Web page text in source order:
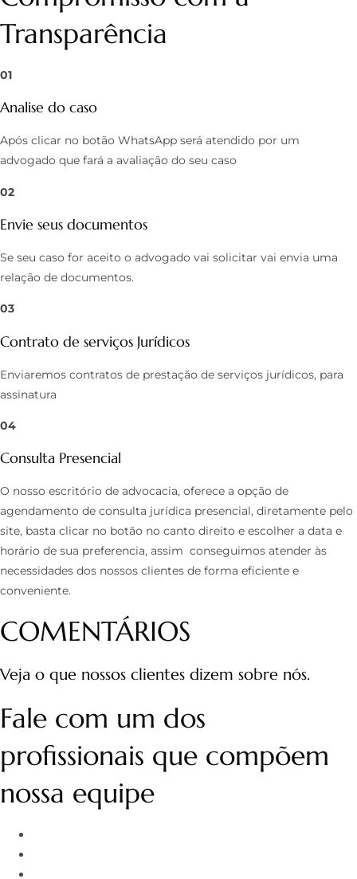
Transparência
01
Analise do caso
Após clicar no botão WhatsApp será atendido por um
advogado que fará a avaliação do seu caso
02
Envie seus documentos
Se seu caso for aceito o advogado vai solicitar vai envia uma
relação de documentos.
03
Contrato de serviços Jurídicos
Enviaremos contratos de prestação de serviços jurídicos, para
assinatura
04
Consulta Presencial
O nosso escritório de advocacia, oferece a opção de
agendamento de consulta jurídica presencial, diretamente pelo
site, basta clicar no botão no canto direito e escolher a data e
horário de sua preferencia, assim conseguimos atender às
necessidades dos nossos clientes de forma eficiente e
conveniente.
COMENTÁRIOS
Veja o que nossos clientes dizem sobre nós.
Fale com um dos
profissionais que compõem
nossa equipe